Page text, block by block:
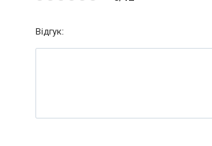
Відгук: